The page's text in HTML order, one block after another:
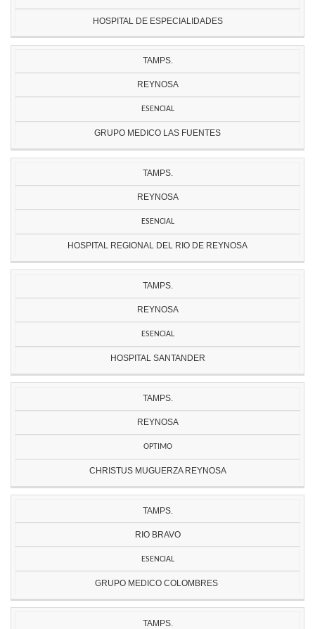
HOSPITAL DE ESPECIALIDADES
TAMPS.
REYNOSA
ESENCIAL
GRUPO MEDICO LAS FUENTES
TAMPS.
REYNOSA
ESENCIAL
HOSPITAL REGIONAL DEL RIO DE REYNOSA
TAMPS.
REYNOSA
ESENCIAL
HOSPITAL SANTANDER
TAMPS.
REYNOSA
OPTIMO
CHRISTUS MUGUERZA REYNOSA
TAMPS.
RIO BRAVO
ESENCIAL
GRUPO MEDICO COLOMBRES
TAMPS.